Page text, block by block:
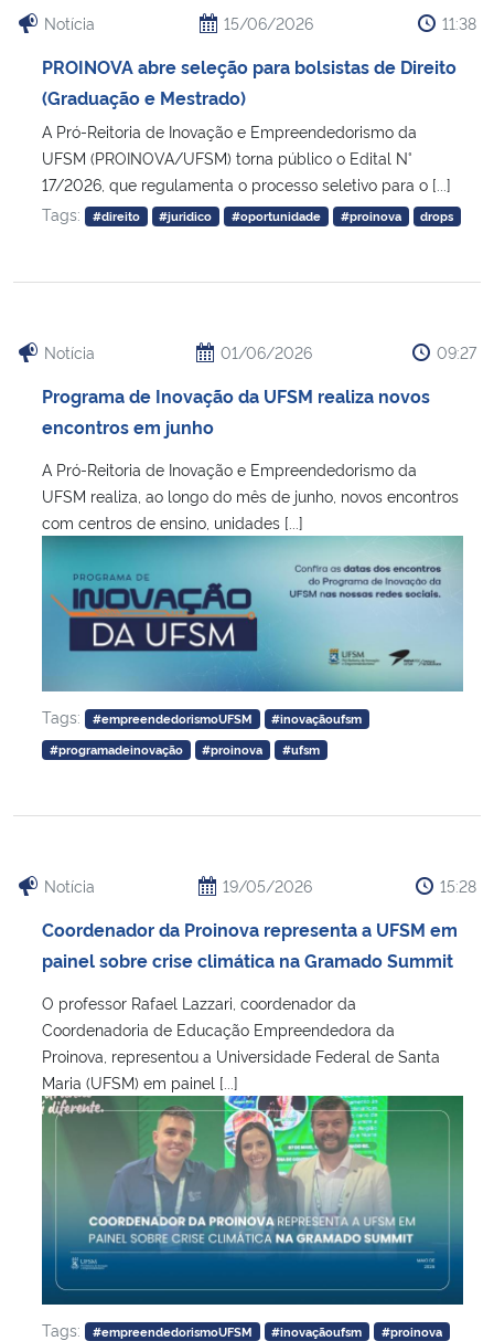
Notícia 15/06/2026 11:38
PROINOVA abre seleção para bolsistas de Direito
(Graduação e Mestrado)
A Pró-Reitoria de Inovação e Empreendedorismo da
UFSM (PROINOVA/UFSM) torna público o Edital N°
17/2026, que regulamenta o processo seletivo para o [...]
Tags:
#direito #juridico #oportunidade #proinova drops
Notícia 01/06/2026 09:27
Programa de Inovação da UFSM realiza novos
encontros em junho
A Pró-Reitoria de Inovação e Empreendedorismo da
UFSM realiza, ao longo do mês de junho, novos encontros
com centros de ensino, unidades [...]
Tags: #empreendedorismoUFSM
#inovaçãoufsm
#programadeinovação
#proinova #ufsm
Notícia 19/05/2026 15:28
Coordenador da Proinova representa a UFSM em
painel sobre crise climática na Gramado Summit
O professor Rafael Lazzari, coordenador da
Coordenadoria de Educação Empreendedora da
Proinova, representou a Universidade Federal de Santa
Maria (UFSM) em painel [...]
Tags: #empreendedorismoUFSM #inovaçãoufsm
#proinova